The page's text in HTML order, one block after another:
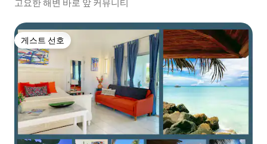
고요한 해변 바로 앞 커뮤니티
게스트 선호
게스트 선호